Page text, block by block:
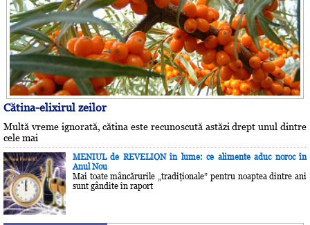
Cătina-elixirul zeilor
Multă vreme ignorată, cătina este recunoscută astăzi drept unul dintre
cele mai
MENIUL de REVELION în lume: ce alimente aduc noroc în
Anul Nou
Mai toate mâncărurile „tradiţionale” pentru noaptea dintre ani
sunt gândite în raport